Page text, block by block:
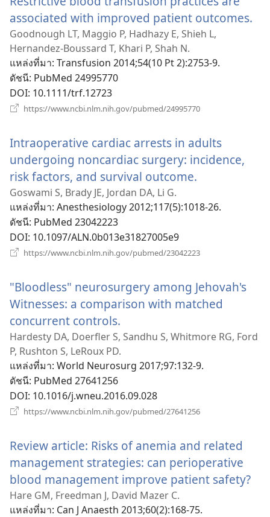
associated with improved patient outcomes.
Goodnough LT, Maggio P, Hadhazy E, Shieh L,
Hernandez-Boussard T, Khari P, Shah N.
แหล่งที่มา‎: Transfusion 2014;54(10 Pt 2):2753-9.
ดัชนี‎: PubMed 24995770
DOI‎: 10.1111/trf.12723
https://www.ncbi.nlm.nih.gov/pubmed/24995770
Intraoperative cardiac arrests in adults
undergoing noncardiac surgery: incidence,
risk factors, and survival outcome.
ใหม่)
Goswami S, Brady JE, Jordan DA, Li G.
แหล่งที่มา‎: Anesthesiology 2012;117(5):1018-26.
ดัชนี‎: PubMed 23042223
DOI‎: 10.1097/ALN.0b013e31827005e9
https://www.ncbi.nlm.nih.gov/pubmed/23042223
"Bloodless" neurosurgery among Jehovah's
Witnesses: a comparison with matched
concurrent controls.
หน้าต่าง
Hardesty DA, Doerfler S, Sandhu S, Whitmore RG, Ford
P, Rushton S, LeRoux PD.
แหล่งที่มา‎: World Neurosurg 2017;97:132-9.
ดัชนี‎: PubMed 27641256
DOI‎: 10.1016/j.wneu.2016.09.028
https://www.ncbi.nlm.nih.gov/pubmed/27641256
Review article: Risks of anemia and related
management strategies: can perioperative
blood management improve patient safety?
Hare GM, Freedman J, David Mazer C.
แหล่งที่มา‎: Can J Anaesth 2013;60(2):168-75.